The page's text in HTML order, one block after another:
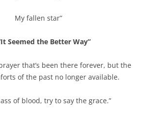
My fallen star”
Seemed the Better Way”
that’s been there forever, but the
of the past no longer available.
of blood, try to say the grace.”